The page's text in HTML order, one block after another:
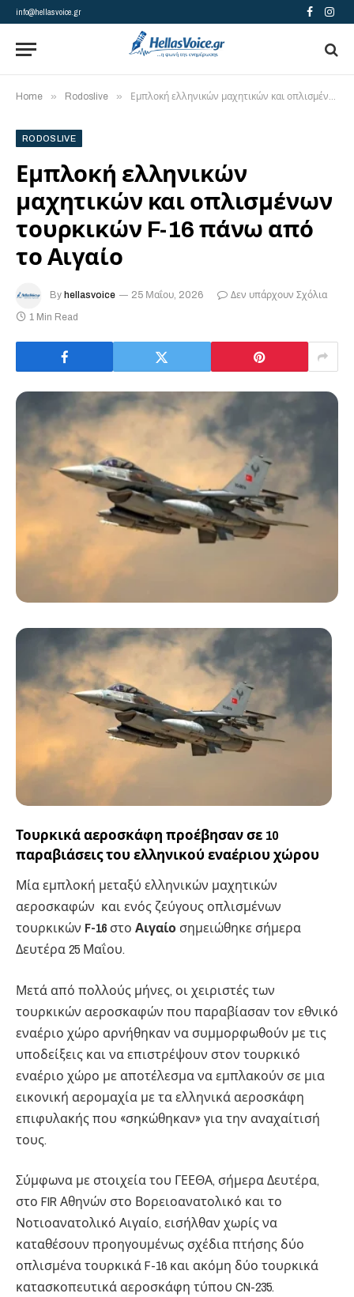
info@hellasvoice.gr Facebook
Home » Rodoslive » Εμπλοκή ελληνικών μαχητικών και οπλισμένων τουρκικών F-16 πάνω από το Αιγαίο
RODOSLIVE
Εμπλοκή ελληνικών
μαχητικών και οπλισμένων
τουρκικών F-16 πάνω από
το Αιγαίο
By hellasvoice 25 Μαΐου, 2026
Δεν υπάρχουν Σχόλια
1 Min Read
Τουρκικά αεροσκάφη προέβησαν σε 10
παραβιάσεις του ελληνικού εναέριου χώρου
Μία εμπλοκή μεταξύ ελληνικών μαχητικών
αεροσκαφών και ενός ζεύγους οπλισμένων
τουρκικών F-16 στο Αιγαίο σημειώθηκε σήμερα
Δευτέρα 25 Μαΐου.
Μετά από πολλούς μήνες, οι χειριστές των
τουρκικών αεροσκαφών που παραβίασαν τον εθνικό
εναέριο χώρο αρνήθηκαν να συμμορφωθούν με τις
υποδείξεις και να επιστρέψουν στον τουρκικό
εναέριο χώρο με αποτέλεσμα να εμπλακούν σε μια
εικονική αερομαχία με τα ελληνικά αεροσκάφη
επιφυλακής που «σηκώθηκαν» για την αναχαίτισή
τους.
Σύμφωνα με στοιχεία του ΓΕΕΘΑ, σήμερα Δευτέρα,
στο FIR Αθηνών στο Βορειοανατολικό και το
Νοτιοανατολικό Αιγαίο, εισήλθαν χωρίς να
καταθέσουν προηγουμένως σχέδια πτήσης δύο
οπλισμένα τουρκικά F-16 και ακόμη δύο τουρκικά
κατασκοπευτικά αεροσκάφη τύπου CN-235.